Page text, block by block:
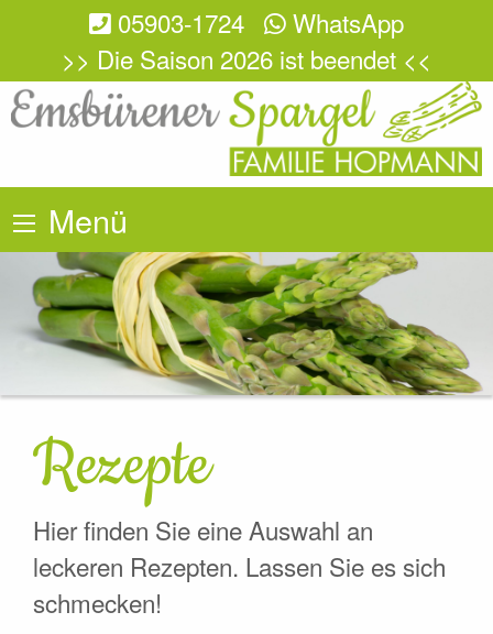
05903-1724
WhatsApp
>> Die Saison 2026 ist beendet <<
Menü
Rezepte
Hier finden Sie eine Auswahl an
leckeren Rezepten. Lassen Sie es sich
schmecken!